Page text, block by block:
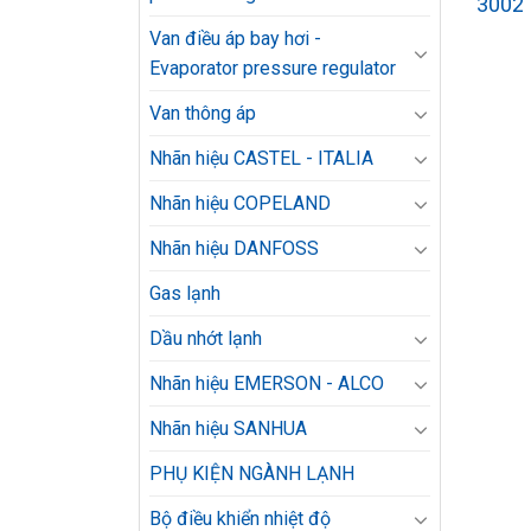
Van điều áp bay hơi -
Evaporator pressure regulator
Van thông áp
Nhãn hiệu CASTEL - ITALIA
Nhãn hiệu COPELAND
Nhãn hiệu DANFOSS
Gas lạnh
Dầu nhớt lạnh
Nhãn hiệu EMERSON - ALCO
Nhãn hiệu SANHUA
PHỤ KIỆN NGÀNH LẠNH
Bộ điều khiển nhiệt độ